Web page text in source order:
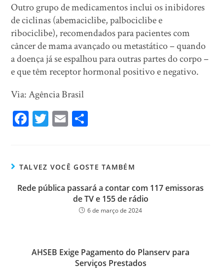
Outro grupo de medicamentos inclui os inibidores
de ciclinas (abemaciclibe, palbociclibe e
ribociclibe), recomendados para pacientes com
câncer de mama avançado ou metastático – quando
a doença já se espalhou para outras partes do corpo –
e que têm receptor hormonal positivo e negativo.
Via: Agência Brasil
Fa
ok
T
er
E
TALVEZ VOCÊ GOSTE TAMBÉM
Rede pública passará a contar com 117 emissoras
de TV e 155 de rádio
6 de março de 2024
AHSEB Exige Pagamento do Planserv para
Serviços Prestados